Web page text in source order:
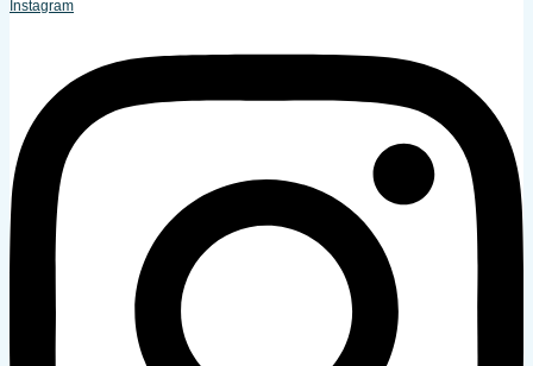
Instagram